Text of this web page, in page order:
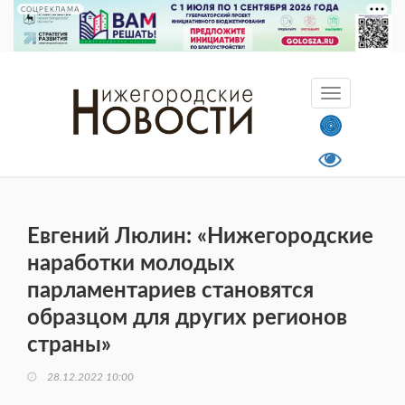
СОЦРЕКЛАМА
Евгений Люлин: «Нижегородские
наработки молодых
парламентариев становятся
образцом для других регионов
страны»
28.12.2022 10:00